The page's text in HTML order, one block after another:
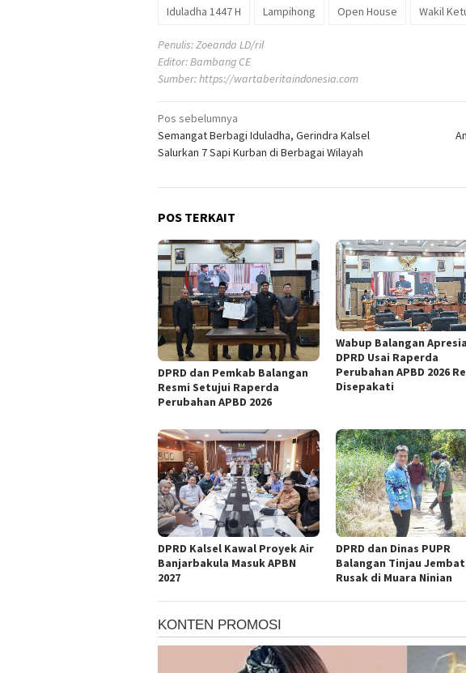
Iduladha 1447 H Lampihong Open House Wakil
Penulis: Zoeanda LD/ril
Editor: Bambang CE
Sumber:https://wartaberitaindonesia.com
Navigasi
pos
Pos sebelumnya
Semangat Berbagi Iduladha, Gerindra Kalsel
Salurkan 7 Sapi Kurban di Berbagai Wilayah
POS TERKAIT
DPRD dan Pemkab Balangan
Resmi Setujui Raperda
Perubahan APBD 2026
Wabup Balangan
DPRD Usai Raperda
Perubahan APBD 2026
Disepakati
DPRD Kalsel Kawal Proyek Air
Banjarbakula Masuk APBN
2027
DPRD dan Dinas PUPR
Balangan Tinjau
Rusak di Muara Ninian